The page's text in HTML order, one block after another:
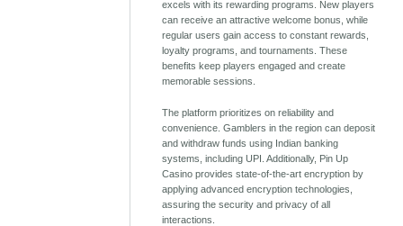
excels with its rewarding programs. New players
can receive an attractive welcome bonus, while
regular users gain access to constant rewards,
loyalty programs, and tournaments. These
benefits keep players engaged and create
memorable sessions.
The platform prioritizes on reliability and
convenience. Gamblers in the region can deposit
and withdraw funds using Indian banking
systems, including UPI. Additionally, Pin Up
Casino provides state-of-the-art encryption by
applying advanced encryption technologies,
assuring the security and privacy of all
interactions.